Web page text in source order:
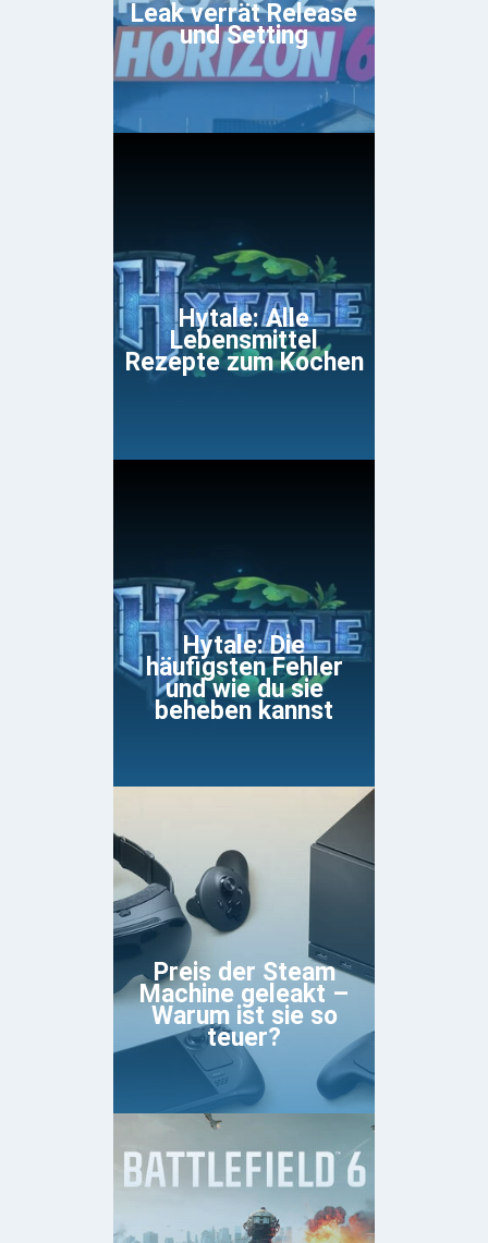
Leak verrät Release
und Setting
Hytale: Alle
Lebensmittel
Rezepte zum Kochen
Hytale: Die
häufigsten Fehler
und wie du sie
beheben kannst
Preis der Steam
Machine geleakt –
Warum ist sie so
teuer?